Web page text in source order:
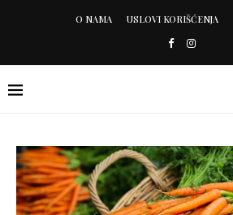
O NAMA USLOVI KORIŠĆENJA